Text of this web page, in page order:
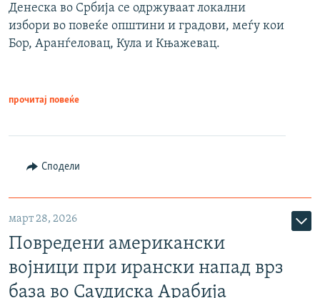
Денеска во Србија се одржуваат локални
избори во повеќе општини и градови, меѓу кои
Бор, Аранѓеловац, Кула и Књажевац.
прочитај повеќе
Сподели
март 28, 2026
Повредени американски
војници при ирански напад врз
база во Саудиска Арабија